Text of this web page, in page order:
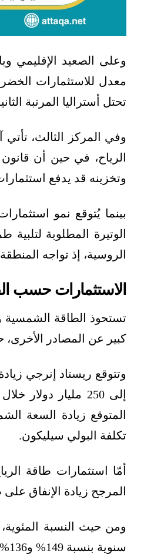
وعلى الصعيد الإقليمي
تحتل أستراليا المرتبة الثانية بنسبة نمو 23% مع
الرياح، في حين أن
وتخزينه قد يدفع استثمارات
الوتيرة المطلوبة
الروسية، إذ تواجه
الاستثمارات حسب
تستحوذ الطاقة الشمسية
كبير عن المصادر الأخرى،
تكلفة البولي سيليكون.
المرجح زيادة الإنفاق على طاقة الرياح البحرية
ومن حيث النسبة
سنوية بنسبة 149% و136%، لتصل إلى 7.8 و7.4 مليار دولار على التوالي.